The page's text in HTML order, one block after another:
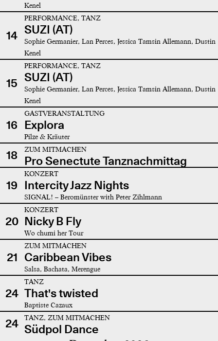
Kenel
14
PERFORMANCE, TANZ
SUZI (AT)
Sophie Germanier, Lan Perces, Jessica Tamsin Allemann, Dustin
Kenel
15
PERFORMANCE, TANZ
SUZI (AT)
Sophie Germanier, Lan Perces, Jessica Tamsin Allemann, Dustin
Kenel
16
GASTVERANSTALTUNG
Explora
Pilze & Kräuter
18 ZUM MITMACHEN
Pro Senectute Tanznachmittag
19
KONZERT
Intercity Jazz Nights
SIGNAL! – Beromünster with Peter Zihlmann
20
KONZERT
Nicky B Fly
Wo chumi her Tour
21
ZUM MITMACHEN
Caribbean Vibes
Salsa, Bachata, Merengue
24
TANZ
That's twisted
Baptiste Cazaux
24 TANZ, ZUM MITMACHEN
Südpol Dance